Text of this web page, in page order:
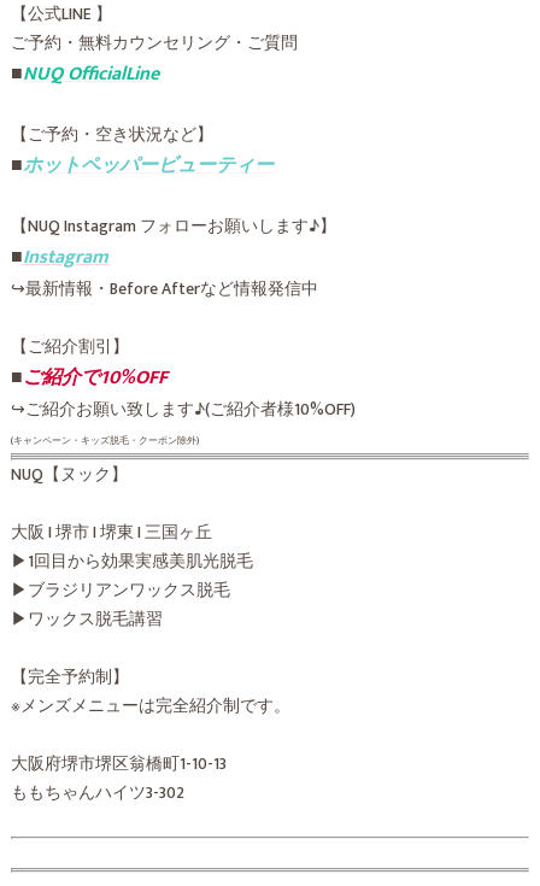
【公式LINE 】
ご予約・無料カウンセリング・ご質問
■NUQ OfficialLine
【ご予約・空き状況など】
■ホットペッパービューティー
【NUQ Instagram フォローお願いします♪】
■Instagram
↪︎最新情報・Before Afterなど情報発信中
【ご紹介割引】
■ご紹介で10%OFF
↪︎ご紹介お願い致します♪(ご紹介者様10%OFF)
(キャンペーン・キッズ脱毛・クーポン除外)
NUQ【ヌック】
大阪 I 堺市 I 堺東 I 三国ヶ丘
▶︎1回目から効果実感美肌光脱毛
▶︎ブラジリアンワックス脱毛
▶︎ワックス脱毛講習
【完全予約制】
※メンズメニューは完全紹介制です。
大阪府堺市堺区翁橋町1-10-13
ももちゃんハイツ3-302